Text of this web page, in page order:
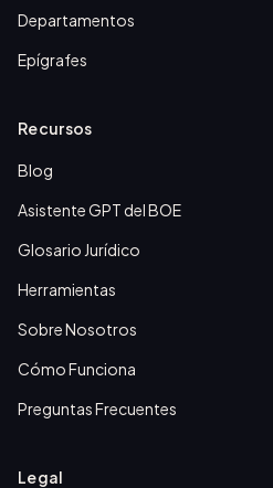
Departamentos
Epígrafes
Recursos
Blog
Asistente GPT del BOE
Glosario Jurídico
Herramientas
Sobre Nosotros
Cómo Funciona
Preguntas Frecuentes
Legal